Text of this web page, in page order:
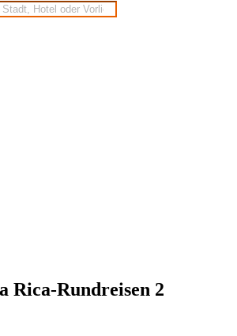
Rica-Rundreisen 2